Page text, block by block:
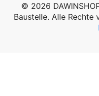
© 2026
Baustelle. Alle Rechte